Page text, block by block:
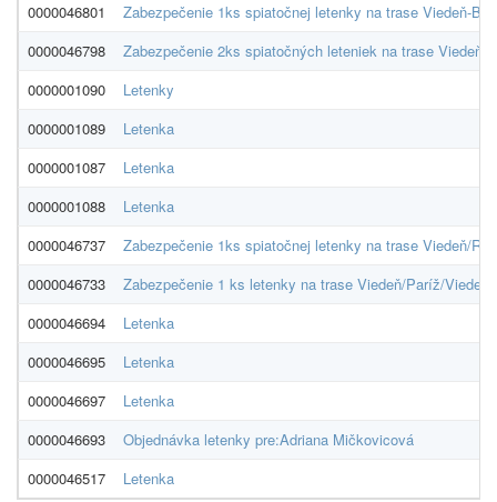
0000046801
Zabezpečenie 1ks spiatočnej letenky na trase Viedeň-
0000046798
Zabezpečenie 2ks spiatočných leteniek na trase Viedeň-
0000001090
Letenky
0000001089
Letenka
0000001087
Letenka
0000001088
Letenka
0000046737
Zabezpečenie 1ks spiatočnej letenky na trase Viedeň/
0000046733
Zabezpečenie 1 ks letenky na trase Viedeň/Paríž/Viedeň
0000046694
Letenka
0000046695
Letenka
0000046697
Letenka
0000046693
Objednávka letenky pre:Adriana Mičkovicová
0000046517
Letenka